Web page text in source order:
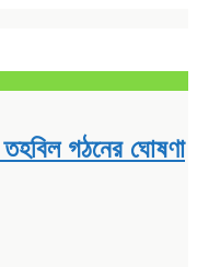
গঠনের ঘোষণা